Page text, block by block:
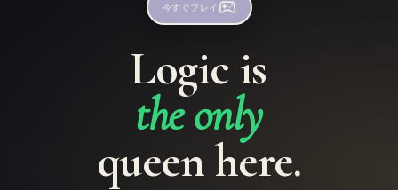
今すぐプレイ
Logic is
the only
queen here.